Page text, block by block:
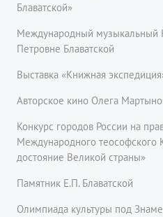
Блаватской»
Международный музыкальный
Петровне Блаватской
Выставка «Книжная
Авторское кино Олега
Конкурс городов России на
Международного теософского
достояние Великой страны»
Памятник Е.П. Блаватской
Олимпиада культуры под